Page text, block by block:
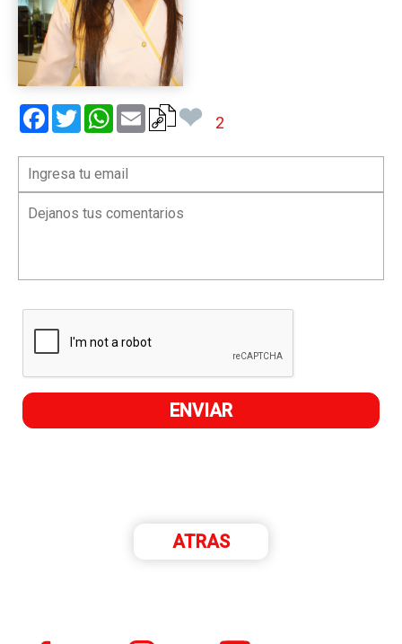
Facebook
TwitterWhatsApp
Email ❤ 2
ATRAS